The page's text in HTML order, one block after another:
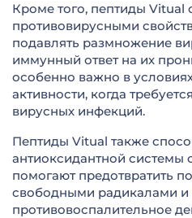
Кроме того, пептиды Vitual
противовирусными
подавлять размножение
иммунный ответ на их
особенно важно в
активности, когда
вирусных инфекций.
Пептиды Vitual также
антиоксидантной системы
помогают предотвратить
свободными радикалами и
противовоспалительное